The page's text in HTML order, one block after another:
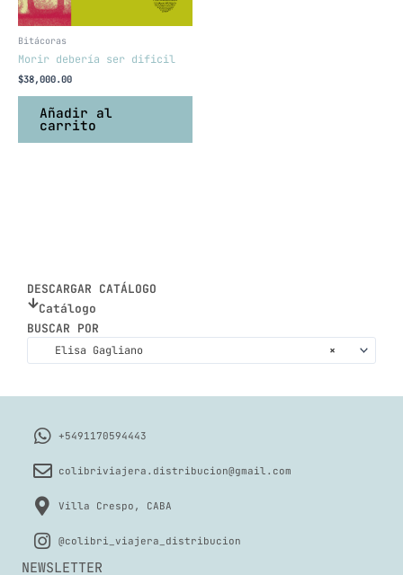
DESCARGAR CATÁLOGO
Catálogo
BUSCAR POR
×
Elisa Gagliano
Bitácoras
Morir debería ser dificil
$38,000.00
Añadir al
carrito
+5491170594443
colibriviajera.distribucion@gmail.com
Villa Crespo, CABA
@colibri_viajera_distribucion
NEWSLETTER